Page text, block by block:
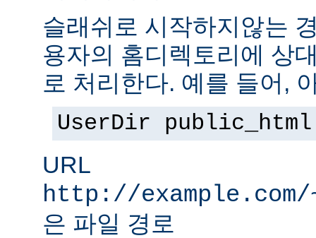
슬래쉬로 시작하지않는
용자의 홈디렉토리에 상
로 처리한다. 예를 들어,
UserDir public_html
URL
http://
은 파일 경로